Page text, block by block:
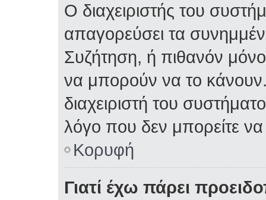
Ο διαχειριστής του
απαγορεύσει τα
Συζήτηση, ή πιθανόν
να μπορούν να το
διαχειριστή του
λόγο που δεν μπορείτε
Κορυφή
Γιατί έχω πάρει